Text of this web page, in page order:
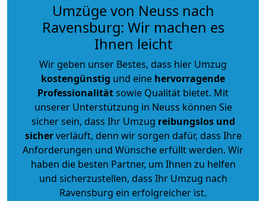
Umzüge von Neuss nach
Ravensburg: Wir machen es
Ihnen leicht
Wir geben unser Bestes, dass hier Umzug
kostengünstig und eine hervorragende
Professionalitätsowie Qualität bietet. Mit
unserer Unterstützung in Neuss können Sie
sicher sein, dass Ihr Umzug reibungslos und
sicherverläuft, denn wir sorgen dafür, dass Ihre
Anforderungen und Wünsche erfüllt werden. Wir
haben die besten Partner, um Ihnen zu helfen
und sicherzustellen, dass Ihr Umzug nach
Ravensburg ein erfolgreicher ist.